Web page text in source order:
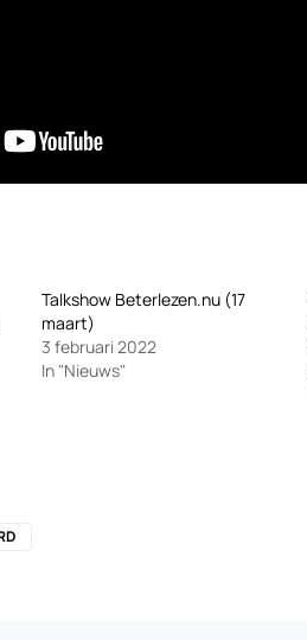
Talkshow Beterlezen.nu (17
maart)
3 februari 2022
In "Nieuws"